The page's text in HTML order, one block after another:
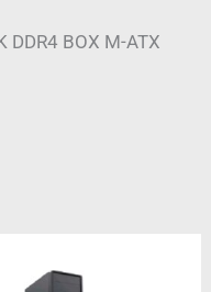
BOX M-ATX